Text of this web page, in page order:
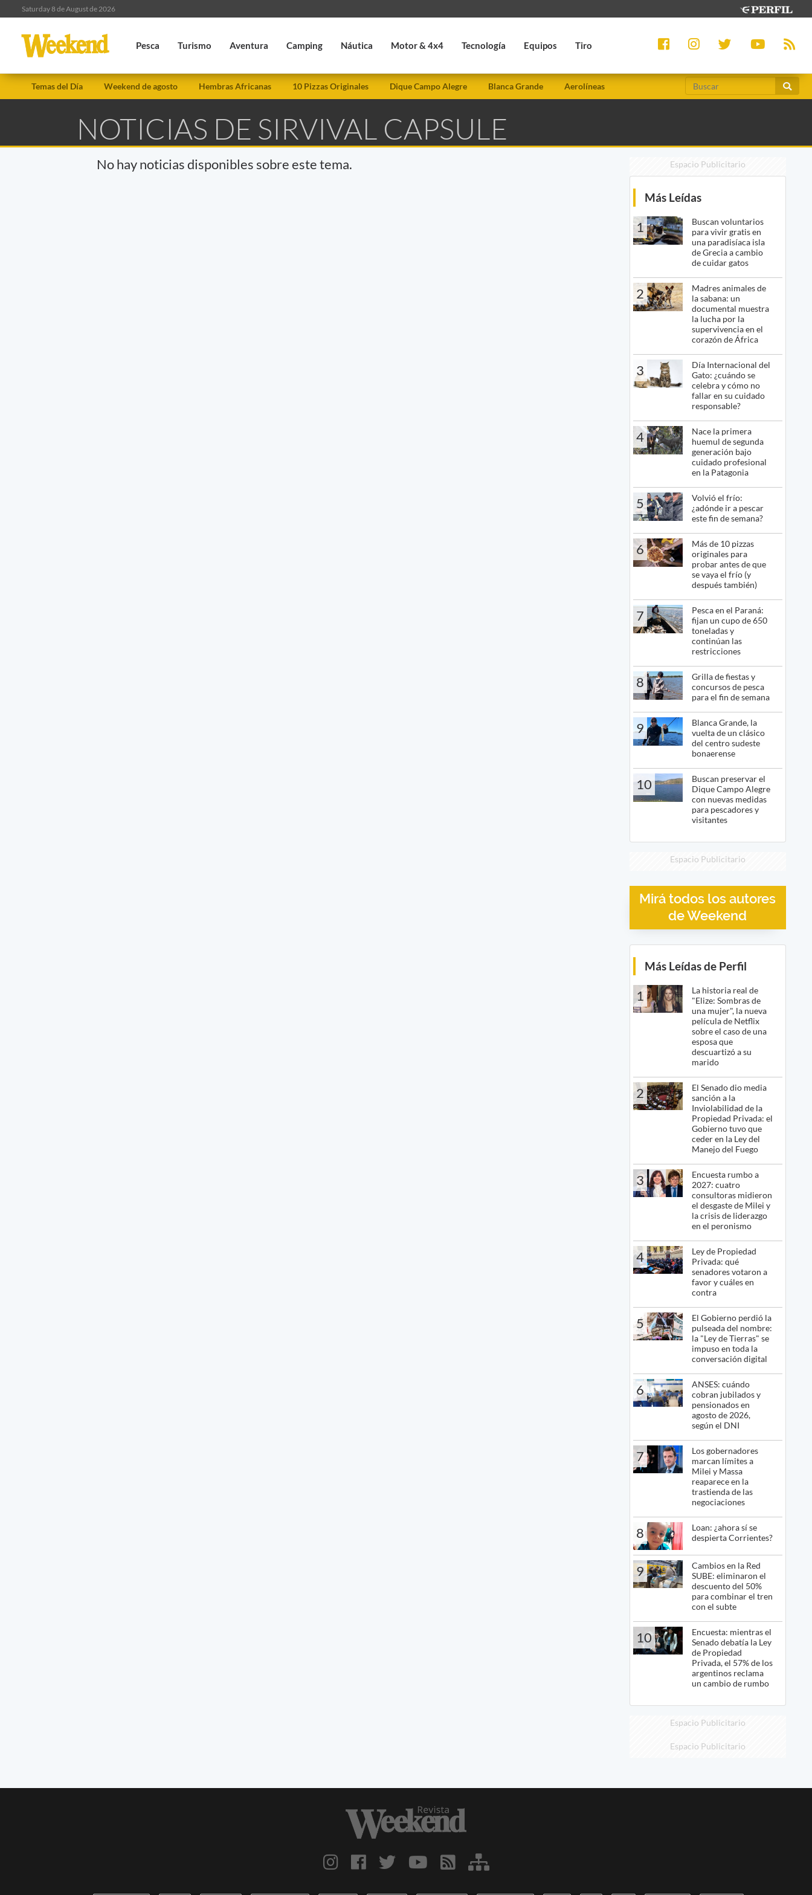
Saturday 8 de August de 2026
Pesca Turismo Aventura Camping Náutica Motor & 4x4 Tecnología Equipos Tiro
Temas del Día Weekend de agosto Hembras Africanas 10 Pizzas Originales Dique Campo Alegre Blanca Grande Aerolíneas
NOTICIAS DE SIRVIVAL CAPSULE
No hay noticias disponibles sobre este tema. Espacio Publicitario
Más Leídas
1
Buscan voluntarios
para vivir gratis en
una paradisíaca isla
de Grecia a cambio
de cuidar gatos
2
Madres animales de
la sabana: un
documental muestra
la lucha por la
supervivencia en el
corazón de África
3
Día Internacional del
Gato: ¿cuándo se
celebra y cómo no
fallar en su cuidado
responsable?
4
Nace la primera
huemul de segunda
generación bajo
cuidado profesional
en la Patagonia
5
Volvió el frío:
¿adónde ir a pescar
este fin de semana?
6
Más de 10 pizzas
originales para
probar antes de que
se vaya el frío (y
después también)
7
Pesca en el Paraná:
fijan un cupo de 650
toneladas y
continúan las
restricciones
8
Grilla de fiestas y
concursos de pesca
para el fin de semana
9
Blanca Grande, la
vuelta de un clásico
del centro sudeste
bonaerense
10
Buscan preservar el
Dique Campo Alegre
con nuevas medidas
para pescadores y
visitantes
Espacio Publicitario
Mirá todos los autores
de Weekend
Más Leídas de Perfil
1
La historia real de
"Elize: Sombras de
una mujer", la nueva
película de Netflix
sobre el caso de una
esposa que
descuartizó a su
marido
2
El Senado dio media
sanción a la
Inviolabilidad de la
Propiedad Privada: el
Gobierno tuvo que
ceder en la Ley del
Manejo del Fuego
3
Encuesta rumbo a
2027: cuatro
consultoras midieron
el desgaste de Milei y
la crisis de liderazgo
en el peronismo
4
Ley de Propiedad
Privada: qué
senadores votaron a
favor y cuáles en
contra
5
El Gobierno perdió la
pulseada del nombre:
la "Ley de Tierras" se
impuso en toda la
conversación digital
6
ANSES: cuándo
cobran jubilados y
pensionados en
agosto de 2026,
según el DNI
7
Los gobernadores
marcan límites a
Milei y Massa
reaparece en la
trastienda de las
negociaciones
8
Loan: ¿ahora sí se
despierta Corrientes?
9
Cambios en la Red
SUBE: eliminaron el
descuento del 50%
para combinar el tren
con el subte
10
Encuesta: mientras el
Senado debatía la Ley
de Propiedad
Privada, el 57% de los
argentinos reclama
un cambio de rumbo
Espacio Publicitario
Espacio Publicitario